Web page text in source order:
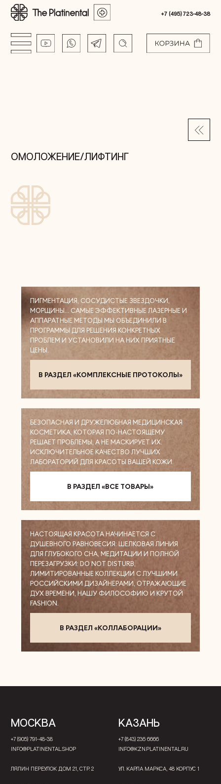
+7 (495) 723-48-38
ОМОЛОЖЕНИЕ/ЛИФТИНГ
В РАЗДЕЛ «КОМПЛЕКСНЫЕ ПРОТОКОЛЫ»
ПИГМЕНТАЦИЯ, СОСУДИСТЫЕ ЗВЕЗДОЧКИ,
МОРЩИНЫ… САМЫЕ ЭФФЕКТИВНЫЕ ЛАЗЕРНЫЕ И
АППАРАТНЫЕ МЕТОДЫ МЫ ОБЪЕДИНИЛИ В
ПРОГРАММЫ ДЛЯ РЕШЕНИЯ КОНКРЕТНЫХ
ПРОБЛЕМ И УСТАНОВИЛИ НА НИХ ПРИЯТНЫЕ
ЦЕНЫ.
БЕЗОПАСНАЯ И ДРУЖЕЛЮБНАЯ МЕДИЦИНСКАЯ
КОСМЕТИКА, КОТОРАЯ ПО-НАСТОЯЩЕМУ
РЕШАЕТ ПРОБЛЕМЫ, А НЕ МАСКИРУЕТ ИХ.
ИСКЛЮЧИТЕЛЬНОЕ КАЧЕСТВО ЛУЧШИХ
ЛАБОРАТОРИЙ ДЛЯ КРАСОТЫ ВАШЕЙ КОЖИ.
В РАЗДЕЛ «ВСЕ ТОВАРЫ»
В РАЗДЕЛ «КОЛЛАБОРАЦИИ»
НАСТОЯЩАЯ КРАСОТА НАЧИНАЕТСЯ С
ДУШЕВНОГО РАВНОВЕСИЯ: ШЕЛКОВАЯ ЛИНИЯ
ДЛЯ ГЛУБОКОГО СНА, МЕДИТАЦИИ И ПОЛНОЙ
ПЕРЕЗАГРУЗКИ: DO NOT DISTURB,
ЛИМИТИРОВАННЫЕ КОЛЛЕКЦИИ С ЛУЧШИМИ
РОССИЙСКИМИ ДИЗАЙНЕРАМИ, ОТРАЖАЮЩИЕ
ДУХ ВРЕМЕНИ, НАШУ ФИЛОСОФИЮ И КРУТОЙ
FASHION.
МОСКВА
+7 (905) 791-48-38
INFO@PLATINENTAL.SHOP
ЛЯЛИН ПЕРЕУЛОК ДОМ 21, СТР. 2
КАЗАНЬ
+7 (843) 236 6666
INFO@KZN.PLATINENTAL.RU
УЛ. КАРЛА МАРКСА, 48 КОРПУС 1